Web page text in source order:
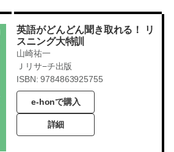
英語がどんどん聞き取れる！ リ
スニング大特訓
山崎祐一
Ｊリサ−チ出版
ISBN: 9784863925755
e-honで購入
詳細